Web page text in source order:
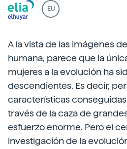
EU
A la vista de las imágenes
humana, parece que la
mujeres a la evolución ha
descendientes. Es decir,
características
través de la caza de
esfuerzo enorme. Pero el
investigación de la